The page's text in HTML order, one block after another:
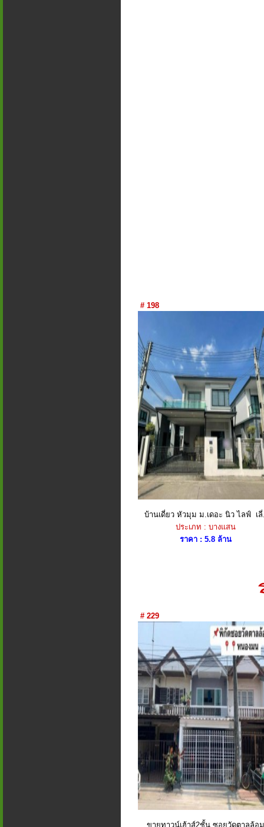
# 198
บ้านเดี่ยว หัวมุม ม.เดอะ นิว ไลฟ์ เ
ประเภท : บางแสน
ราคา : 5.8 ล้าน
# 229
ขายทาวน์เฮ้าส์2ชั้น ซอยวัดตาลล้อม